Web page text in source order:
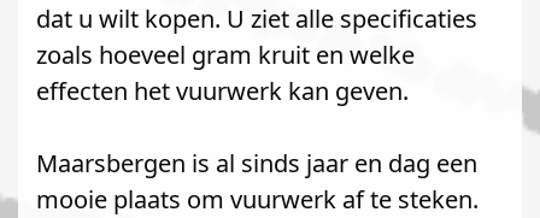
dat u wilt kopen. U ziet alle specificaties
zoals hoeveel gram kruit en welke
effecten het vuurwerk kan geven.
Maarsbergen is al sinds jaar en dag een
mooie plaats om vuurwerk af te steken.